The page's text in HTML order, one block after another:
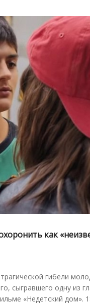
как
гибели
сыгравшего одну из
«Недетский дом».